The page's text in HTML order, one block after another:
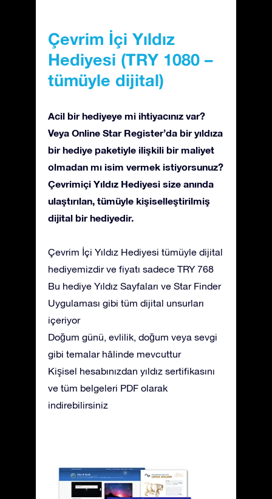
Çevrim İçi Yıldız
Hediyesi (TRY 1080 –
tümüyle dijital)
Acil bir hediyeye mi ihtiyacınız var?
Veya Online Star Register’da bir yıldıza
bir hediye paketiyle ilişkili bir maliyet
olmadan mı isim vermek istiyorsunuz?
Çevrimiçi Yıldız Hediyesi size anında
ulaştırılan, tümüyle kişiselleştirilmiş
dijital bir hediyedir.
Çevrim İçi Yıldız Hediyesi tümüyle dijital
hediyemizdir ve fiyatı sadece TRY 768
Bu hediye Yıldız Sayfaları ve Star Finder
Uygulaması gibi tüm dijital unsurları
içeriyor
Doğum günü, evlilik, doğum veya sevgi
gibi temalar hâlinde mevcuttur
Kişisel hesabınızdan yıldız sertifikasını
ve tüm belgeleri PDF olarak
indirebilirsiniz